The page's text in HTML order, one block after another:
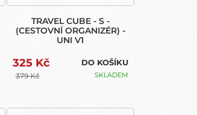
TRAVEL CUBE - S -
(CESTOVNÍ ORGANIZÉR) -
UNI V1
325 Kč
379 Kč
DO KOŠÍKU
SKLADEM